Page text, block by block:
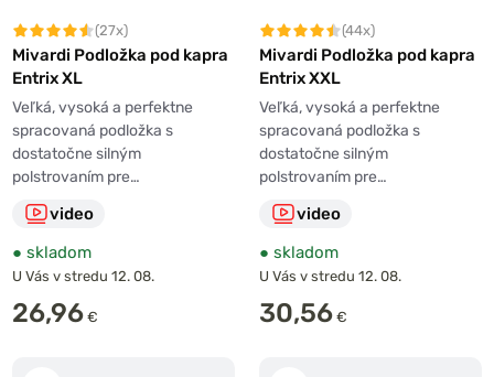
(27x)
Mivardi Podložka pod kapra
Entrix XL
Veľká, vysoká a perfektne
spracovaná podložka s
dostatočne silným
polstrovaním pre…
video
● skladom
U Vás v stredu 12. 08.
26,96 €
(44x)
Mivardi Podložka pod kapra
Entrix XXL
Veľká, vysoká a perfektne
spracovaná podložka s
dostatočne silným
polstrovaním pre…
video
● skladom
U Vás v stredu 12. 08.
30,56 €